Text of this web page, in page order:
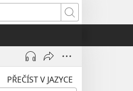
Hledat
PŘEČÍST V JAZYCE